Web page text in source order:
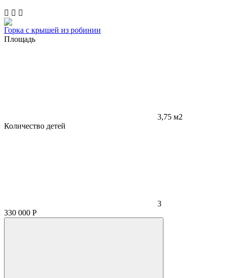
Горка с крышей из робинии
Площадь
3,75 м2
Количество детей
3
330 000 Р